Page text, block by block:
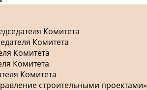
Комитета
Комитета
Комитета
Комитета
Комитета
строительными проектами»